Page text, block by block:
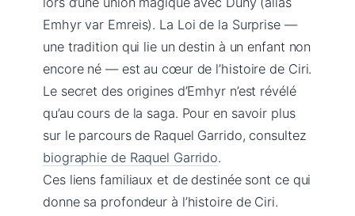
Emhyr var Emreis). La Loi de la Surprise —
une tradition qui lie un destin à un enfant non
encore né — est au cœur de l’histoire de Ciri.
Le secret des origines d’Emhyr n’est révélé
qu’au cours de la saga. Pour en savoir plus
sur le parcours de Raquel Garrido, consultez
biographie de Raquel Garrido.
Ces liens familiaux et de destinée sont ce qui
donne sa profondeur à l’histoire de Ciri.